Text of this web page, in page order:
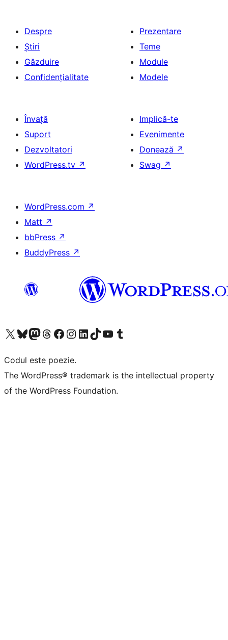
Despre
Știri
Găzduire
Confidențialitate
Prezentare
Teme
Module
Modele
Învață
Suport
Dezvoltatori
WordPress.tv ↗
Implică-te
Evenimente
Donează ↗
Swag ↗
WordPress.com ↗
Matt ↗
bbPress ↗
BuddyPress ↗
Mergi la contul nostru X (fost Twitter)
Vizitează contul nostru Bluesky
Vizitează contul nostru Mastodon
Vizitează contul nostru Threads
Vizitează pagina noastră Facebook
Vizitează-ne pe Instagram
Vizitează-ne pe LinkedIn
Vizitează contul nostru TikTok
Vizitează canalul nostru YouTube
Vizitează contul nostru Tumblr
Codul este poezie.
The WordPress® trademark is the intellectual property
of the WordPress Foundation.